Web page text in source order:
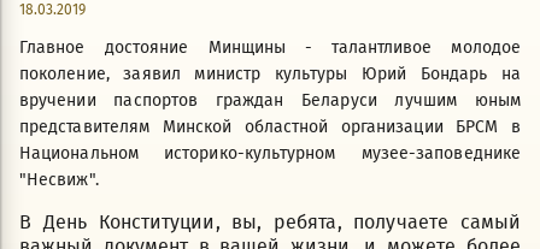
18.03.2019
Главное достояние Минщины - талантливое молодое
поколение, заявил министр культуры Юрий Бондарь на
вручении паспортов граждан Беларуси лучшим юным
представителям Минской областной организации БРСМ в
Национальном историко-культурном музее-заповеднике
"Несвиж".
В День Конституции, вы, ребята, получаете самый